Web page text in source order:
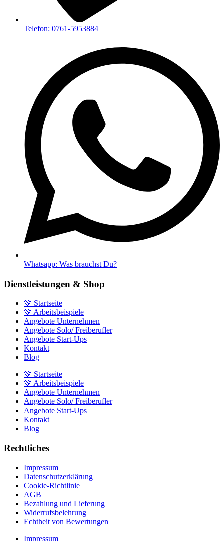
Telefon: 0761-5953884
Whatsapp: Was brauchst Du?
Dienstleistungen & Shop
💚 Startseite
💚 Arbeitsbeispiele
Angebote Unternehmen
Angebote Solo/ Freiberufler
Angebote Start-Ups
Kontakt
Blog
💚 Startseite
💚 Arbeitsbeispiele
Angebote Unternehmen
Angebote Solo/ Freiberufler
Angebote Start-Ups
Kontakt
Blog
Rechtliches
Impressum
Datenschutzerklärung
Cookie-Richtlinie
AGB
Bezahlung und Lieferung
Widerrufsbelehrung
Echtheit von Bewertungen
Impressum